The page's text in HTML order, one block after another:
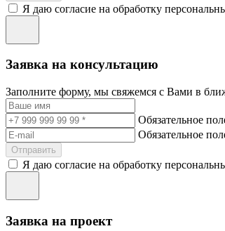
Я даю согласие на обработку
Заявка на консультацию
Заполните форму, мы свяжемся с Вами в
Обязательное
Обязательное
Отправить
Я даю согласие на обработку
Заявка на проект